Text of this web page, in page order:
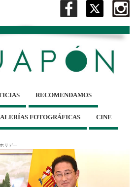
RECOMENDAMOS
FOTOGRÁFICAS CINE
リデー